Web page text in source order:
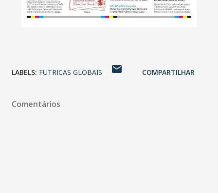
LABELS: FUTRICAS GLOBAIS COMPARTILHAR
Comentários